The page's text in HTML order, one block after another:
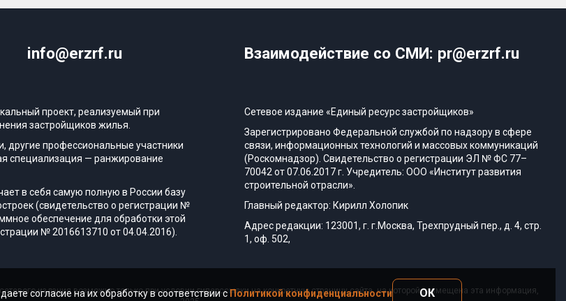
info@erzrf.ru Взаимодействие со СМИ: pr@erzrf.ru
проект, реализуемый при
застройщиков жилья.
другие профессиональные участники
специализация — ранжирование
в себя самую полную в России базу
(свидетельство о регистрации №
обеспечение для обработки этой
№ 2016613710 от 04.04.2016).
Сетевое издание «Единый ресурс застройщиков»
Зарегистрировано Федеральной службой по надзору в сфере
связи, информационных технологий и массовых коммуникаций
(Роскомнадзор). Свидетельство о регистрации ЭЛ № ФС 77–
70042 от 07.06.2017 г. Учредитель: ООО «Институт развития
строительной отрасли».
Главный редактор: Кирилл Холопик
Адрес редакции: 123001, г. г.Москва, Трехпрудный пер., д. 4, стр.
1, оф. 502,
издания возможно только при условии гиперссылки на конкретную страницу сайта, на которой размещена эта информация,
согласие на их обработку в соответствии сПолитикой конфиденциальности ОК